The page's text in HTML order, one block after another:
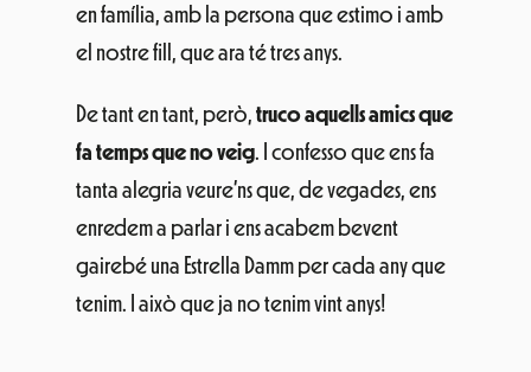
en família, amb la persona que estimo i amb
el nostre fill, que ara té tres anys.
De tant en tant, però, truco aquells amics que
fa temps que no veig. I confesso que ens fa
tanta alegria veure’ns que, de vegades, ens
enredem a parlar i ens acabem bevent
gairebé una Estrella Damm per cada any que
tenim. I això que ja no tenim vint anys!